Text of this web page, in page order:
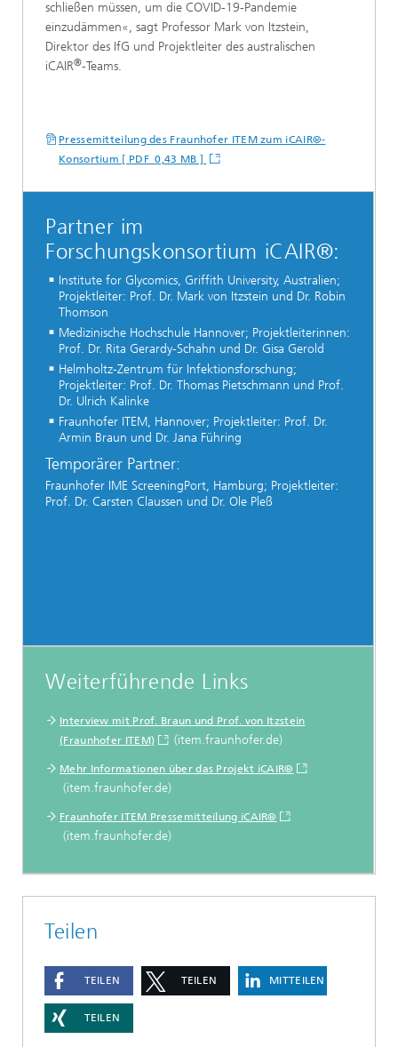
schließen müssen, um die COVID-19-Pandemie
einzudämmen«, sagt Professor Mark von Itzstein,
Direktor des IfG und Projektleiter des australischen
iCAIR®-Teams.
Pressemitteilung des Fraunhofer ITEM zum iCAIR®-
Konsortium [ PDF 0,43 MB ]
Partner im
Forschungskonsortium iCAIR®:
Institute for Glycomics, Griffith University, Australien;
Projektleiter: Prof. Dr. Mark von Itzstein und Dr. Robin
Thomson
Medizinische Hochschule Hannover; Projektleiterinnen:
Prof. Dr. Rita Gerardy-Schahn und Dr. Gisa Gerold
Helmholtz-Zentrum für Infektionsforschung;
Projektleiter: Prof. Dr. Thomas Pietschmann und Prof.
Dr. Ulrich Kalinke
Fraunhofer ITEM, Hannover; Projektleiter: Prof. Dr.
Armin Braun und Dr. Jana Führing
Temporärer Partner:
Fraunhofer IME ScreeningPort, Hamburg; Projektleiter:
Prof. Dr. Carsten Claussen und Dr. Ole Pleß
Weiterführende Links
Interview mit Prof. Braun und Prof. von Itzstein
(Fraunhofer ITEM)
(item.fraunhofer.de)
Mehr Informationen über das Projekt iCAIR®
(item.fraunhofer.de)
Fraunhofer ITEM Pressemitteilung iCAIR®
(item.fraunhofer.de)
Teilen
TEILEN TEILEN MITTEILEN
TEILEN